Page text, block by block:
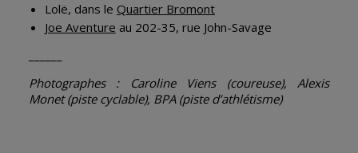
Lolë, dans le Quartier Bromont
Joe Aventure au 202-35, rue John-Savage
Photographes : Caroline Viens (coureuse), Alexis
Monet (piste cyclable), BPA (piste d’athlétisme)